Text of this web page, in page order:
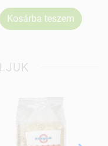
Kosárba teszem